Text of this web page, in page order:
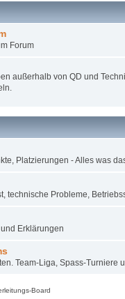
Forum
außerhalb von QD und
Platzierungen - Alles was
technische Probleme,
Erklärungen
Team-Liga, Spass-Turniere
Board